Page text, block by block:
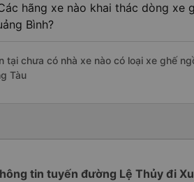
hãng xe nào khai thác dòng xe
Bình?
tại chưa có nhà xe nào có loại xe ghế
Tàu
tin tuyến đường Lệ Thủy đi